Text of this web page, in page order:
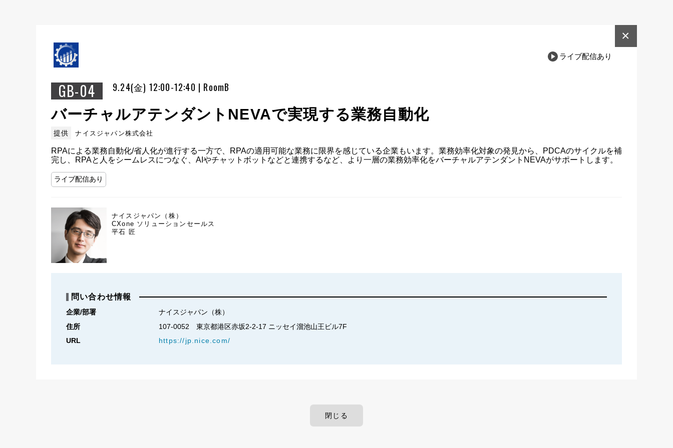
ライブ配信あり
GB-04 9.24(金) 12:00-12:40 | RoomB
×
バーチャルアテンダントNEVAで実現する業務自動化
提供 ナイスジャパン株式会社
RPAによる業務自動化/省人化が進行する一方で、RPAの適用可能な業務に限界を感じている企業もいます。業務効率化対象の発見から、PDCAのサイクルを補
完し、RPAと人をシームレスにつなぐ、AIやチャットボットなどと連携するなど、より一層の業務効率化をバーチャルアテンダントNEVAがサポートします。
ライブ配信あり
ナイスジャパン（株）
CXone ソリューションセールス
平石 匠
問い合わせ情報
企業/部署
ナイスジャパン（株）
住所
107-0052　東京都港区赤坂2-2-17 ニッセイ溜池山王ビル7F
URL
https://jp.nice.com/
閉じる